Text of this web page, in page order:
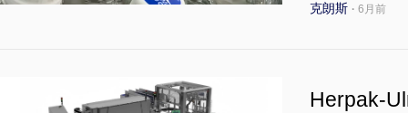
克朗斯 · 6月前
Herpak-